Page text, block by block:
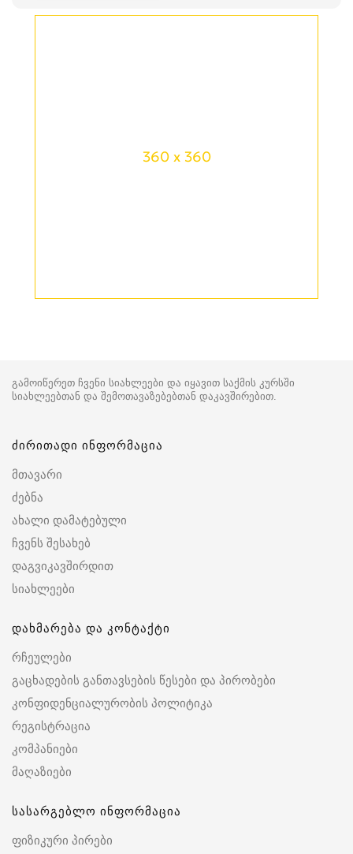
360 x 360
გამოიწერეთ ჩვენი სიახლეები და იყავით საქმის კურსში
სიახლეებთან და შემოთავაზებებთან დაკავშირებით.
ძირითადი ინფორმაცია
მთავარი
ძებნა
ახალი დამატებული
ჩვენს შესახებ
დაგვიკავშირდით
სიახლეები
დახმარება და კონტაქტი
რჩეულები
გაცხადების განთავსების წესები და პირობები
კონფიდენციალურობის პოლიტიკა
რეგისტრაცია
კომპანიები
მაღაზიები
სასარგებლო ინფორმაცია
ფიზიკური პირები